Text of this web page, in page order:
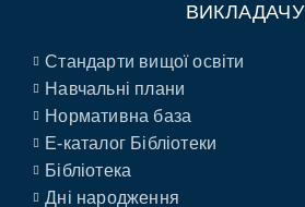
ВИКЛАДАЧУ
Стандарти вищої освіти
Навчальні плани
Нормативна база
E-каталог Бібліотеки
Бібліотека
Дні народження